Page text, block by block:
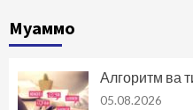
Муаммо
Алгоритм ва
05.08.2026